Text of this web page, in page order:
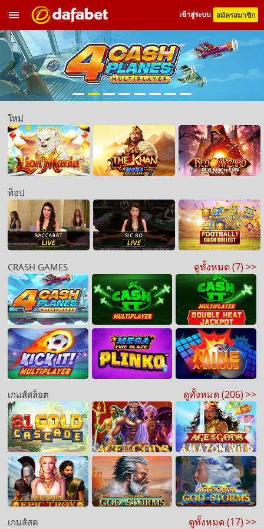
เข้าสู่ระบบ สมัครสมาชิก
ใหม่
ท็อป
CRASH GAMES ดูทั้งหมด (7) >>
เกมส์สล็อต ดูทั้งหมด (206) >>
เกมส์สด ดูทั้งหมด (17) >>